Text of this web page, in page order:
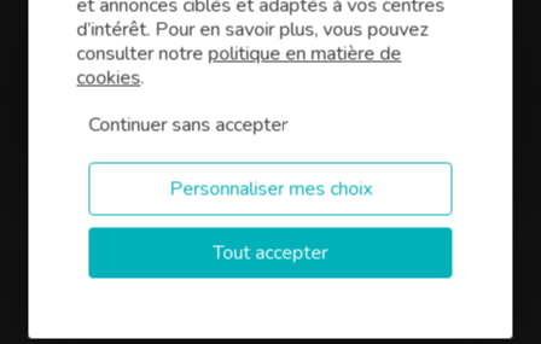
meilleur financement. Notre équipe de
courtiers vous propose d’optimiser votre
investissement et négocie les meilleures
votre projet :
murs commerciaux, bâtiments industriels,
bureaux,
financement de vos besoins en
d’intérêt. Pour en savoir plus, vous pouvez
consulter notrepolitique en matière de
cookies.
Continuer sans accepter
Personnaliser mes choix
Tout accepter